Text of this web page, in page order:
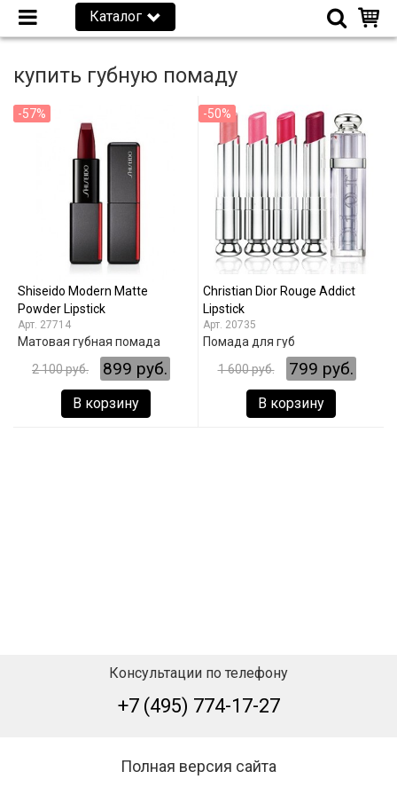
Каталог
купить губную помаду
-57%
Shiseido Modern Matte
Powder Lipstick
27714
Матовая губная помада
2 100 руб.
899 руб.
В корзину
-50%
Christian Dior Rouge Addict
Lipstick
20735
Помада для губ
1 600 руб.
799 руб.
В корзину
Консультации по телефону
+7 (495) 774-17-27
Полная версия сайта